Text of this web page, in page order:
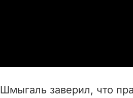
Шмыгаль заверил, что